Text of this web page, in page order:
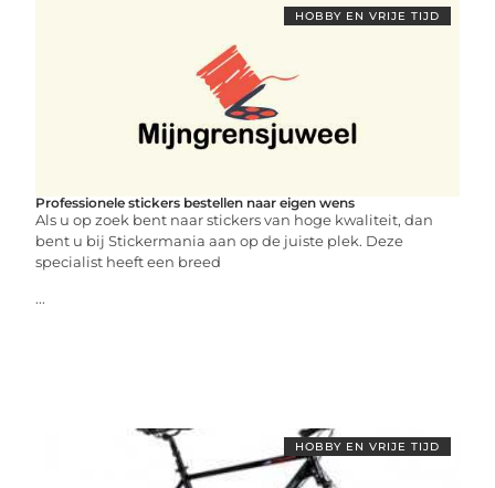
HOBBY EN VRIJE TIJD
Professionele stickers bestellen naar eigen wens
Als u op zoek bent naar stickers van hoge kwaliteit, dan
bent u bij Stickermania aan op de juiste plek. Deze
specialist heeft een breed
...
HOBBY EN VRIJE TIJD